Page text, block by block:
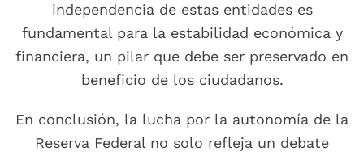
independencia de estas entidades es
fundamental para la estabilidad económica y
financiera, un pilar que debe ser preservado en
beneficio de los ciudadanos.
En conclusión, la lucha por la autonomía de la
Reserva Federal no solo refleja un debate